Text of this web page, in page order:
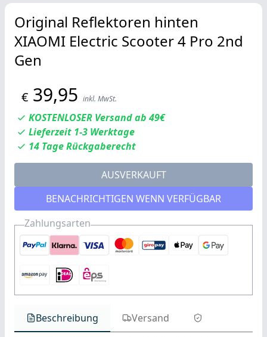
Original Reflektoren hinten
XIAOMI Electric Scooter 4 Pro 2nd
Gen
€ 39,95 inkl. MwSt.
KOSTENLOSER Versand ab 49€
Lieferzeit 1-3 Werktage
14 Tage Rückgaberecht
AUSVERKAUFT
BENACHRICHTIGEN WENN VERFÜGBAR
Zahlungsarten
Beschreibung
Versand